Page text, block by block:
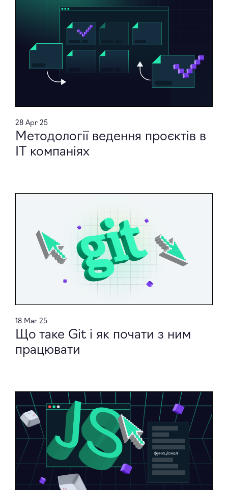
28 Apr 25
Методології ведення проєктів в
ІТ компаніях
18 Mar 25
Що таке Git і як почати з ним
працювати